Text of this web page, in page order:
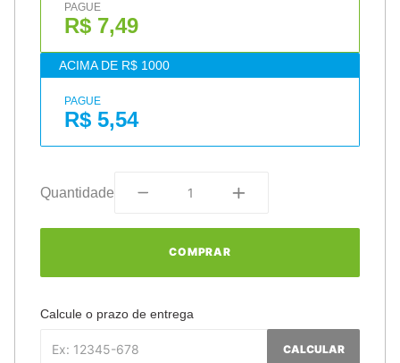
PAGUE
R$ 7,49
ACIMA DE R$ 1000
PAGUE
R$ 5,54
Quantidade
COMPRAR
Calcule o prazo de entrega
CALCULAR